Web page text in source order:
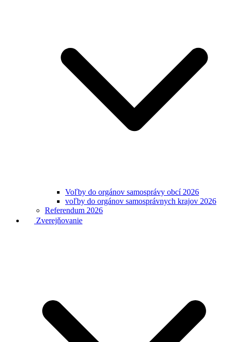
Voľby do orgánov samosprávy obcí 2026
voľby do orgánov samosprávnych krajov 2026
Referendum 2026
Zverejňovanie